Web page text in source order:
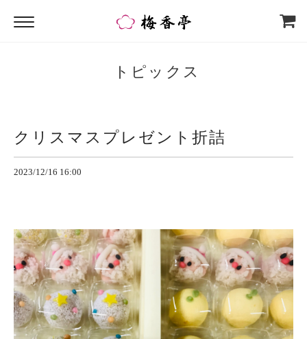
トピックス
クリスマスプレゼント折詰
2023/12/16 16:00